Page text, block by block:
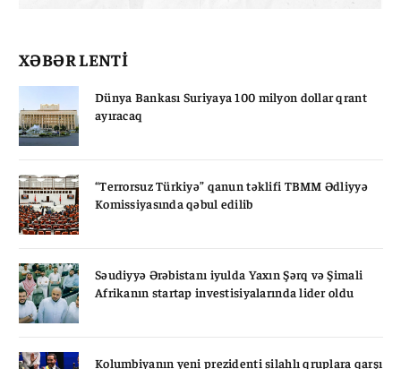
XƏBƏR LENTİ
Dünya Bankası Suriyaya 100 milyon dollar qrant
ayıracaq
“Terrorsuz Türkiyə” qanun təklifi TBMM Ədliyyə
Komissiyasında qəbul edilib
Səudiyyə Ərəbistanı iyulda Yaxın Şərq və Şimali
Afrikanın startap investisiyalarında lider oldu
Kolumbiyanın yeni prezidenti silahlı qruplara qarşı